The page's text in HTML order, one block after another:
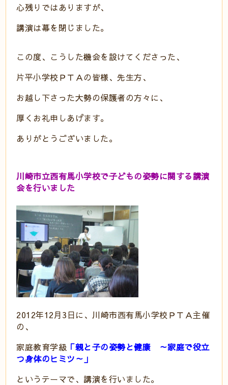
心残りではありますが、
講演は幕を閉じました。
この度、こうした機会を設けてくださった、
片平小学校ＰＴＡの皆様、先生方、
お越し下さった大勢の保護者の方々に、
厚くお礼申しあげます。
ありがとうございました。
川崎市立西有馬小学校で子どもの姿勢に関する講演
会を行いました
2012年12月3日に、川崎市西有馬小学校ＰＴＡ主催
の、
家庭教育学級 「親と子の姿勢と健康 ～家庭で役立
つ身体のヒミツ～」
というテーマで、講演を行いました。